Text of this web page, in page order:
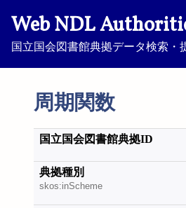
Web NDL
国立国会図書館典拠データ検索・
周期関数
国立国会図書館典拠ID
典拠種別
skos:inScheme